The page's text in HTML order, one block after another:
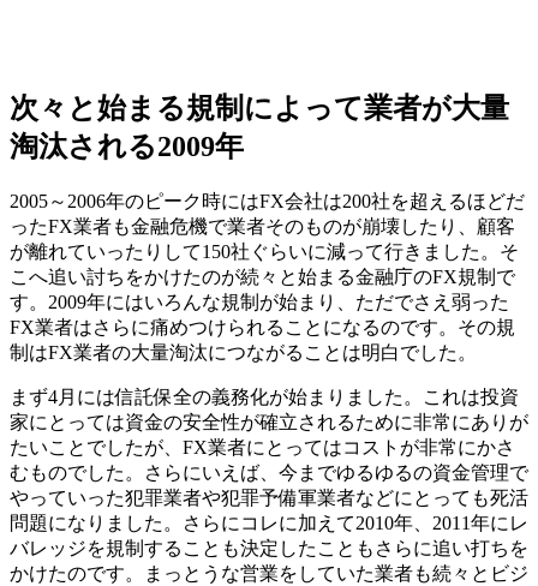
次々と始まる規制によって業者が大量
淘汰される2009年
2005～2006年のピーク時にはFX会社は200社を超えるほどだ
ったFX業者も金融危機で業者そのものが崩壊したり、顧客
が離れていったりして150社ぐらいに減って行きました。そ
こへ追い討ちをかけたのが続々と始まる金融庁のFX規制で
す。2009年にはいろんな規制が始まり、 ただでさえ弱った
FX業者はさらに痛めつけられることになるのです。その規
制はFX業者の大量淘汰につながることは明白でした。
まず4月には信託保全の義務化が始まりました。これは投資
家にとっては資金の安全性が確立されるために非常にありが
たいことでしたが、FX業者にとってはコストが非常にかさ
むものでした。さらにいえば、今までゆるゆるの資金管理で
やっていった犯罪業者や犯罪予備軍業者などにとっても死活
問題になりました。さらにコレに加えて2010年、2011年にレ
バレッジを規制することも決定したこともさらに追い打ちを
かけたのです。まっとうな営業をしていた業者も続々とビジ